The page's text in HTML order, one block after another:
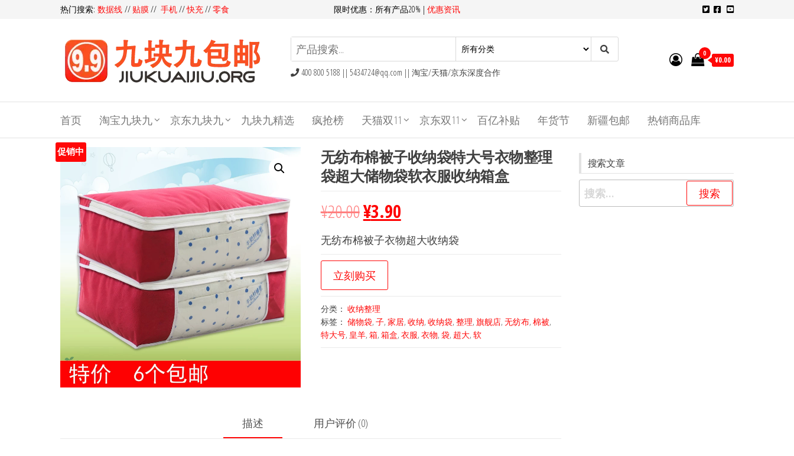
热门搜索: 数据线 // 贴膜// 手机//快充//零食 限时优惠：所有产品20% | 优惠资讯
九包
邮,9
块9包
邮,9.9
元包
邮,九
块九
官网
400 800 5188 || 5434724@qq.com || 淘宝/天猫/京东深度合作
0
¥0.00
首页 淘宝九块九 京东九块九 九块九精选 疯抢榜 天猫双11 京东双11 百亿补贴 年货节 新疆包邮 热销商品库
促销中
无纺布棉被子收纳袋特大号衣物整理
袋超大储物袋软衣服收纳箱盒
¥20.00¥3.90
无纺布棉被子衣物超大收纳袋
立刻购买
分类： 收纳整理
标签： 储物袋, 子, 家居, 收纳, 收纳袋, 整理, 旗舰店, 无纺布, 棉被,
特大号, 皇羊, 箱, 箱盒, 衣服, 衣物, 袋, 超大, 软
描述 用户评价 (0)
搜索文章